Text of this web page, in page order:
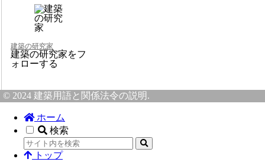
建築の研究家
建築の研究家をフ
ォローする
© 2024 建築用語と関係法令の説明.
ホーム
検索
トップ